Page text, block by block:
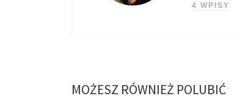
4 WPISY
MOŻESZ RÓWNIEŻ POLUBIĆ